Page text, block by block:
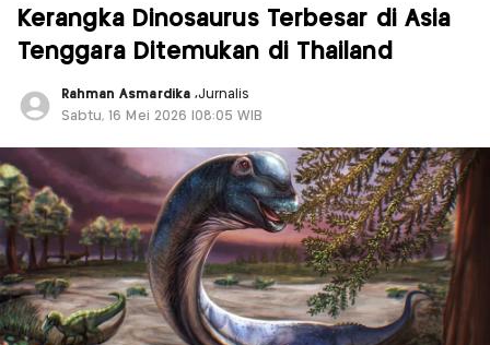
Kerangka Dinosaurus Terbesar di Asia
Tenggara Ditemukan di Thailand
Rahman Asmardika ,Jurnalis
Sabtu, 16 Mei 2026 |08:05 WIB